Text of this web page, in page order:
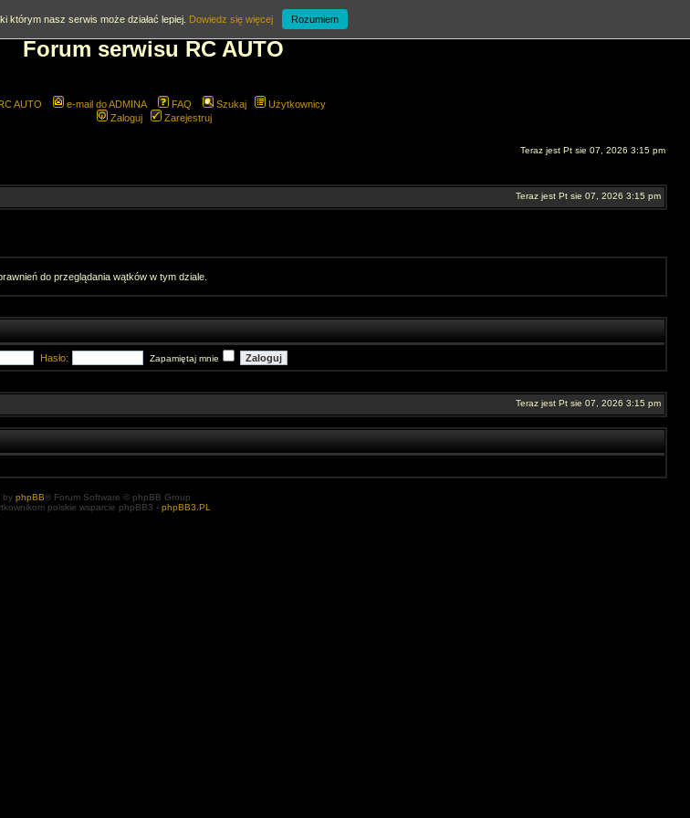
Forum serwisu RC AUTO
AUTO e-mail do ADMINA FAQ Szukaj
Użytkownicy
Zaloguj
Zarejestruj
Teraz jest Pt sie 07, 2026 3:15 pm
Teraz jest Pt sie 07, 2026 3:15 pm
do przeglądania wątków w tym dziale.
Hasło: Zapamiętaj mnie
Teraz jest Pt sie 07, 2026 3:15 pm
by phpBB® Forum Software © phpBB Group
polskie wsparcie phpBB3 - phpBB3.PL
którym nasz serwis może działać lepiej. Dowiedz się więcej Rozumiem